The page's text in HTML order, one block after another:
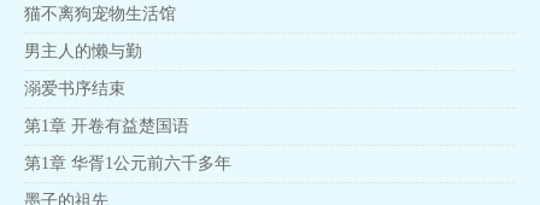
猫不离狗宠物生活馆
男主人的懒与勤
溺爱书序结束
第1章 开卷有益楚国语
第1章 华胥1公元前六千多年
墨子的祖先